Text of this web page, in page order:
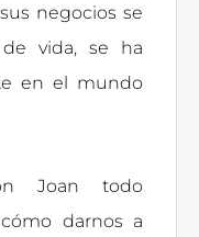
negocios se
vida, se ha
en el mundo
Joan todo
darnos a